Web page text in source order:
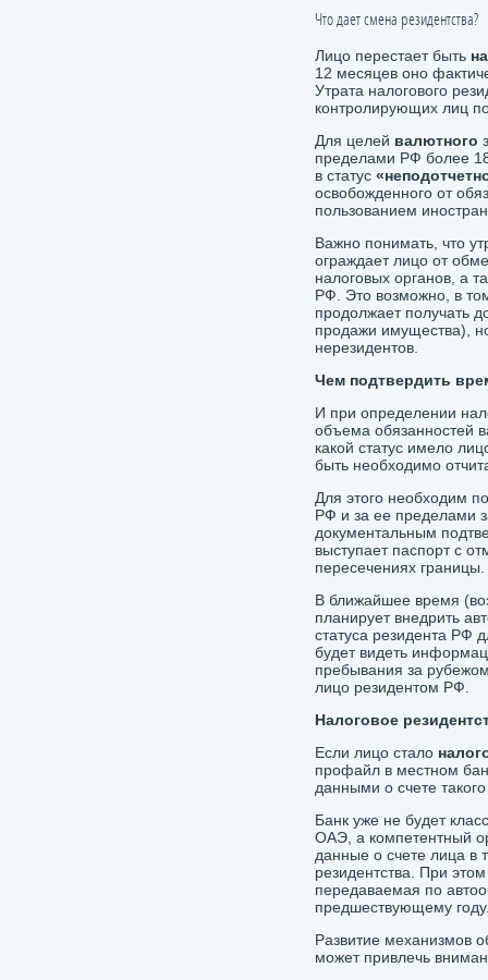
Что дает смена резидентства?
Лицо перестает быть
12 месяцев оно
Утрата налогового
контролирующих лиц
Для целей валютного
пределами РФ более
в статус
освобожденного от
пользованием
Важно понимать, что
ограждает лицо от
налоговых органов, а
РФ. Это возможно, в
продолжает получать
продажи имущества),
нерезидентов.
Чем подтвердить
И при определении
объема обязанностей
какой статус имело
быть необходимо
Для этого необходим
РФ и за ее пределами
документальным
выступает паспорт с
пересечениях
В ближайшее время
планирует внедрить
статуса резидента
будет видеть
пребывания за
лицо резидентом РФ.
Налоговое
Если лицо стало
профайл в местном
данными о счете
Банк уже не будет
ОАЭ, а компетентный
данные о счете лица в
резидентства. При
передаваемая по
предшествующему
Развитие
может привлечь